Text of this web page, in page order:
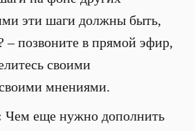
эти шаги должны быть,
– позвоните в прямой эфир,
своими
мнениями.
Чем еще нужно дополнить